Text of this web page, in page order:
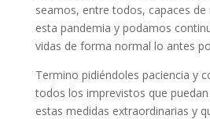
seamos, entre todos, capaces
esta pandemia y podamos
vidas de forma normal lo antes
Termino pidiéndoles paciencia y
todos los imprevistos que
estas medidas extraordinarias y